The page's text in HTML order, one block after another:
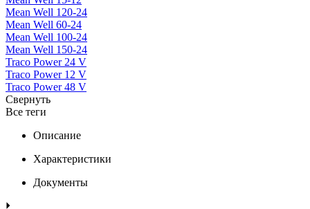
Mean Well 120-24
Mean Well 60-24
Mean Well 100-24
Mean Well 150-24
Traco Power 24 V
Traco Power 12 V
Traco Power 48 V
Свернуть
Все теги
Описание
Характеристики
Документы